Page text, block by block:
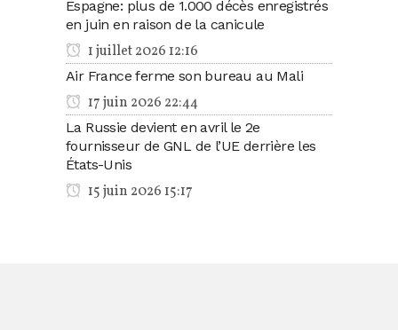
Espagne: plus de 1.000 décès enregistrés
en juin en raison de la canicule
1 juillet 2026 12:16
Air France ferme son bureau au Mali
17 juin 2026 22:44
La Russie devient en avril le 2e
fournisseur de GNL de l’UE derrière les
États-Unis
15 juin 2026 15:17